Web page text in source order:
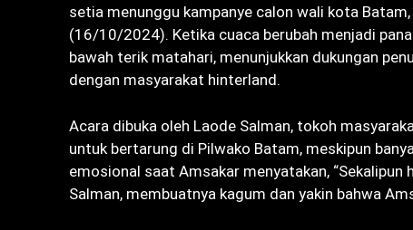
setia menunggu kampanye calon wali kota
(16/10/2024). Ketika cuaca berubah menjadi
bawah terik matahari, menunjukkan dukungan
dengan masyarakat hinterland.
Acara dibuka oleh Laode Salman, tokoh
untuk bertarung di Pilwako Batam, meskipun
emosional saat Amsakar menyatakan,
Salman, membuatnya kagum dan yakin bahwa